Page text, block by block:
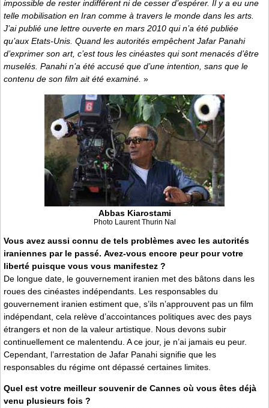
impossible de rester indifférent ni de cesser d’espérer. Il y a eu une
telle mobilisation en Iran comme à travers le monde dans les arts.
J’ai publié une lettre ouverte en mars 2010 qui n’a été publiée
qu’aux Etats-Unis. Quand les autorités empêchent Jafar Panahi
d’exprimer son art, c’est tous les cinéastes qui sont menacés d’être
muselés. Panahi n’a été accusé que d’une intention, sans que le
contenu de son film ait été examiné. »
Abbas Kiarostami
Photo Laurent Thurin Nal
Vous avez aussi connu de tels problèmes avec les autorités
iraniennes par le passé. Avez-vous encore peur pour votre
liberté puisque vous vous manifestez ?
De longue date, le gouvernement iranien met des bâtons dans les
roues des cinéastes indépendants. Les responsables du
gouvernement iranien estiment que, s’ils n’approuvent pas un film
indépendant, cela relève d’accointances politiques avec des pays
étrangers et non de la valeur artistique. Nous devons subir
continuellement ce malentendu. A ce jour, je n’ai jamais eu peur.
Cependant, l’arrestation de Jafar Panahi signifie que les
responsables du régime ont dépassé certaines limites.
Quel est votre meilleur souvenir de Cannes où vous êtes déjà
venu plusieurs fois ?